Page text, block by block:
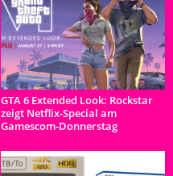
GTA 6 Extended Look: Rockstar
zeigt Netflix-Special am
Gamescom-Donnerstag